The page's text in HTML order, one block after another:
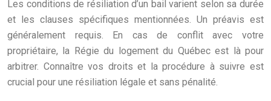
Les conditions de résiliation d’un bail varient selon sa durée
et les clauses spécifiques mentionnées. Un préavis est
généralement requis. En cas de conflit avec votre
propriétaire, la Régie du logement du Québec est là pour
arbitrer. Connaître vos droits et la procédure à suivre est
crucial pour une résiliation légale et sans pénalité.